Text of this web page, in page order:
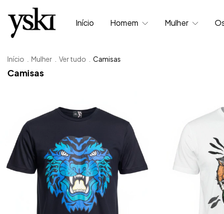
Início Homem Mulher
Início Mulher Ver tudo Camisas
Camisas